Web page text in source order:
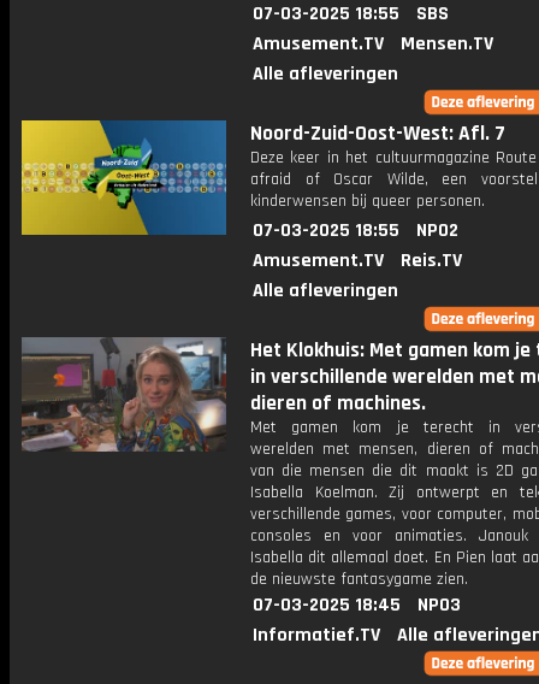
07-03-2025 18:55
SBS
Amusement.TV
Mensen.TV
Alle afleveringen
Noord-Zuid-Oost-West: Afl. 7
Deze keer in het cultuurmagazine
afraid of Oscar Wilde, een
kinderwensen bij queer personen.
07-03-2025 18:55
NPO2
Amusement.TV
Reis.TV
Alle afleveringen
Het Klokhuis: Met gamen kom
in verschillende werelden met
dieren of machines.
Met gamen kom je terecht in
werelden met mensen, dieren of
van die mensen die dit maakt is 2D
Isabella Koelman. Zij ontwerpt en
verschillende games, voor computer,
consoles en voor animaties.
Isabella dit allemaal doet. En Pien laat
de nieuwste fantasygame zien.
07-03-2025 18:45
NPO3
Informatief.TV
Alle